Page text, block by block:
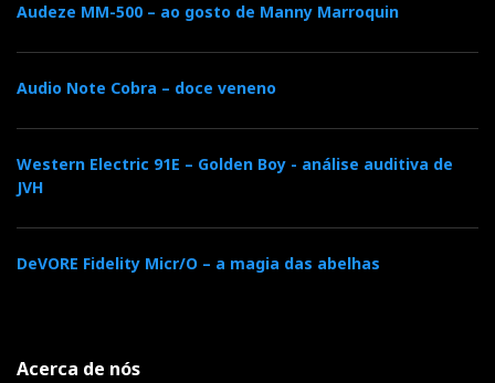
Audeze MM-500 – ao gosto de Manny Marroquin
Audio Note Cobra – doce veneno
Western Electric 91E – Golden Boy - análise auditiva de
JVH
DeVORE Fidelity Micr/O – a magia das abelhas
Acerca de nós